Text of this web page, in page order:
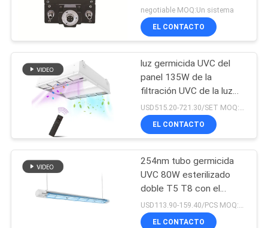
Sistema purificador
de aire UVC
Horno de curado
ULTRAVIOLETA
21
1w 3W
negotiable MOQ:Un sistema
EL CONTACTO
luz germicida UVC del
panel 135W de la
filtración UVC de la luz
4500LM HEPA
USD515.20-721.30/SET MOQ:1set
EL CONTACTO
254nm tubo germicida
UVC 80W esterilizado
doble T5 T8 con el
sensor elegante
EL CONTACTO